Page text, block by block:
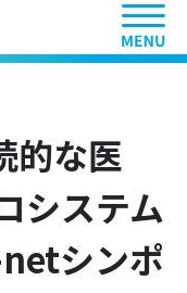
ヘッ
的な医
システム
シンポ